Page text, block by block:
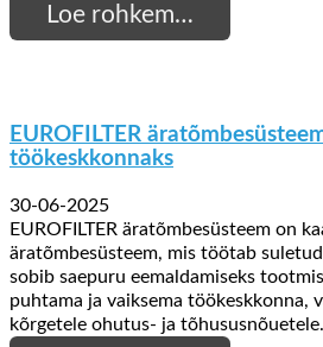
Loe rohkem…
EUROFILTER
töökeskkonnaks
30-06-2025
EUROFILTER äratõmbesüsteem on
äratõmbesüsteem, mis töötab
sobib saepuru eemaldamiseks
puhtama ja vaiksema töökeskkonna,
kõrgetele ohutus- ja